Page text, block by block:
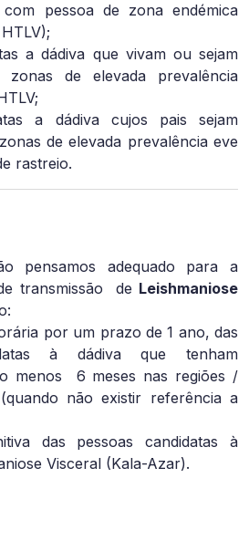
pessoa de zona endémica
a dádiva que vivam ou sejam
zonas de elevada prevalência
a dádiva cujos pais sejam
de elevada prevalência eve
rastreio.
pensamos adequado para a
transmissão de Leishmaniose
por um prazo de 1 ano, das
à dádiva que tenham
menos
6 meses nas regiões /
não existir referência a
das pessoas candidatas à
Visceral (Kala-Azar).